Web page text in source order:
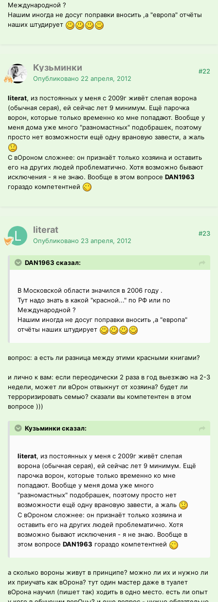
Международной ?
Нашим иногда не досуг поправки вносить ,а "европа" отчёты
наших штудирует
Кузьминки
Опубликовано 22 апреля, 2012
#22
literat, из постоянных у меня с 2009г живёт слепая ворона
(обычная серая), ей сейчас лет 9 минимум. Ещё парочка
ворон, которые только временно ко мне попадают. Вообще у
меня дома уже много "разномастных" подобрашек, поэтому
просто нет возможности ещё одну врановую завести, а жаль
С вОроном сложнее: он признаёт только хозяина и оставить
его на других людей проблематично. Хотя возможно бывают
исключения - я не знаю. Вообще в этом вопросе DAN1963
гораздо компетентней
literat
Опубликовано 23 апреля, 2012
#23
DAN1963 сказал:
В Московской области значился в 2006 году .
Тут надо знать в какой "красной..." по РФ или по
Международной ?
Нашим иногда не досуг поправки вносить ,а "европа"
отчёты наших штудирует
вопрос: а есть ли разница между этими красными книгами?
и лично к вам: если переодически 2 раза в год выезжаю на 2-3
недели, может ли вОрон отвыкнут от хозяина? будет ли
терроризировать семью? сказали вы компетентен в этом
вопросе )))
Кузьминки сказал:
literat, из постоянных у меня с 2009г живёт слепая
ворона (обычная серая), ей сейчас лет 9 минимум. Ещё
парочка ворон, которые только временно ко мне
попадают. Вообще у меня дома уже много
"разномастных" подобрашек, поэтому просто нет
возможности ещё одну врановую завести, а жаль
С вОроном сложнее: он признаёт только хозяина и
оставить его на других людей проблематично. Хотя
возможно бывают исключения - я не знаю. Вообще в
этом вопросе DAN1963 гораздо компетентней
а сколько вороны живут в принципе? можно ли их и нужно ли
их приучать как вОрона? тут один мастер даже в туалет
вОрона научил (пишет так) ходить в одно место. есть ли опыт